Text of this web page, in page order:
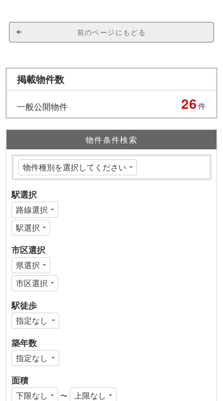
前のページにもどる
掲載物件数
一般公開物件 26件
物件条件検索
駅選択
市区選択
駅徒歩
築年数
面積
〜